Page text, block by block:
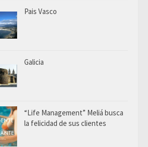
Pais Vasco
Galicia
“Life Management” Meliá busca
la felicidad de sus clientes